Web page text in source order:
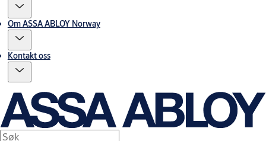
Om ASSA ABLOY Norway
Kontakt oss